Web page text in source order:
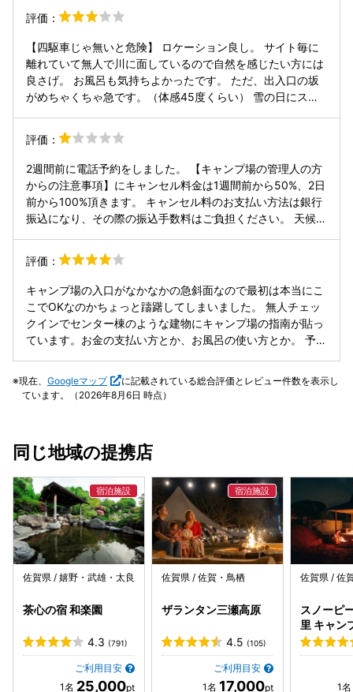
各500円で、置いて帰れます？ 露天風呂は川が見えます。一
回お湯を貯めるのに1000円です。 コテージはキレイで、広
いです。10人で行きましたが余裕でした。2階にベッド2つ、
マットレス4つありました。その他は持っていく感じかな？
トイレ、お風呂、洗面台と完備。 冷凍冷蔵庫、カセットコン
ロ（ガスボンベもあるけど、中量に注意）、炊飯器2つ（5合
と3合）電子レンジ、包丁、まな板、お皿、洗剤など色々揃
月末に利用しましたが、朝は寒かったです😂
評価：
【四駆車じゃ無いと危険】 ロケーション良し。 サイト毎に
離れていて無人で川に面しているので自然を感じたい方には
良さげ。 お風呂も気持ちよかったです。 ただ、出入口の坂
がめちゃくちゃ急です。（体感45度くらい） 雪の日にスタ
か、帰りに登れずJAFのお世話になりました。 （同行者のノ
ーマルタイヤ四駆は登れたようです） JAFのおじさん曰く、
登れない人が多くてよく呼ばれるそう。 夏でも雨だと登れな
いことがあるそうなので、足回りが強い車じゃ無い方にはお
勧めできません。
評価：
2週間前に電話予約をしました。 【キャンプ場の管理人の方
からの注意事項】にキャンセル料金は1週間前から50%、2日
前から100%頂きます。 キャンセル料のお支払い方法は銀行
振込になり、その際の振込手数料はご負担ください。 天候不
に、上記の内容を知りました。天候や体調不良でもキャンセ
ル料を払わないといけない事に不安ではありましたが…決ま
り事の為に仕方ない初めてのキャンプ場で楽しみにしていた
事もあり、雨だった場合はキャンセル料覚悟で前日を迎えま
した。 前日の13時ごろに、管理人の方より電話が入りまし
た。水を出す井戸のポンプが壊れていて、水が出ない為にキ
ャンセルして欲しいとの電話でした。 話し方も淡々としてお
じでした。 友人と仕事の休みを合わせて2週間前から、キャ
ンプ場の予約をしていました。もぅ〜少し早くキャンセルの
場は案の定一杯で予約が取れませんでした。 お客からのキャ
ッサリしたものでした。
評価：
キャンプ場の入口がなかなかの急斜面なので最初は本当にこ
こでOKなのかちょっと躊躇してしまいました。 無人チェッ
クインでセンター棟のような建物にキャンプ場の指南が貼っ
ています。お金の支払い方とか、お風呂の使い方とか。 予約
離があってプライベート空間の確保が取れます。 川の流れる
音を聞きながら焚火、そしてウイスキー。。。 最高ですね。
圏外でした。電話＆ネットが使用不可。まあキャンプなんで
よりも美しく。
現在、 Googleマップ
に記載されている総合評価とレビュー件数を表示し
ています。（2026年8月6日 時点）
同じ地域の提携店
佐賀県 / 嬉野・武雄・太良
茶心の宿 和楽園
4.3 (791)
ご利用目安
25,000
佐賀県 / 佐賀・鳥栖
ザランタン三瀬高原
4.5 (105)
ご利用目安
17,000
佐賀県 / 佐
スノーピ
里 キャン
ド＆ヴィ